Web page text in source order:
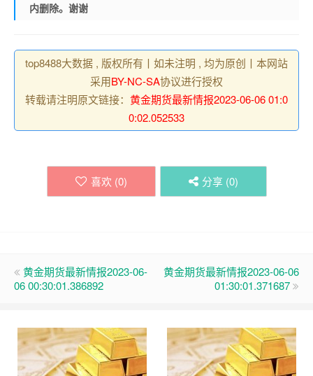
内删除。谢谢
top8488大数据 , 版权所有丨如未注明 , 均为原创丨本网站
采用BY-NC-SA协议进行授权
转载请注明原文链接： 黄金期货最新情报2023-06-06 01:0
0:02.052533
喜欢 (0) 分享 (0)
黄金期货最新情报2023-06-
06 00:30:01.386892
黄金期货最新情报2023-06-06
01:30:01.371687